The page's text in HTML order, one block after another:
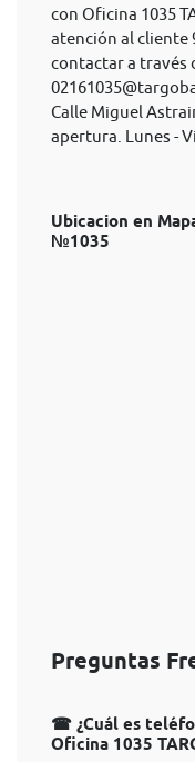
con Oficina 1035
atención al cliente
contactar a través
Calle Miguel
apertura. Lunes -
Ubicacion en
№1035
Preguntas
☎ ¿Cuál es
Oficina 1035